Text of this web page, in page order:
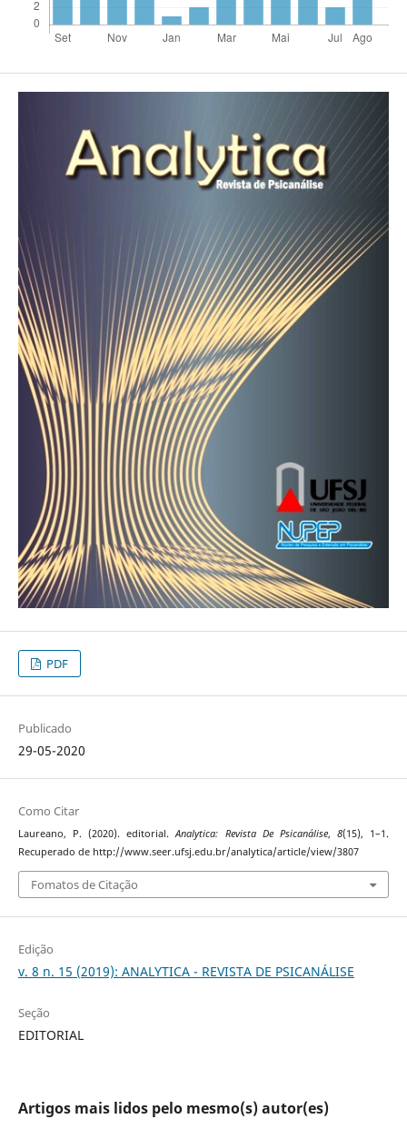
PDF
Publicado
29-05-2020
Como Citar
Laureano, P. (2020). editorial.Analytica: Revista De Psicanálise, 8(15), 1–1.
Recuperado de http://www.seer.ufsj.edu.br/analytica/article/view/3807
Fomatos de Citação
Edição
v. 8 n. 15 (2019): ANALYTICA - REVISTA DE PSICANÁLISE
Seção
EDITORIAL
Artigos mais lidos pelo mesmo(s) autor(es)